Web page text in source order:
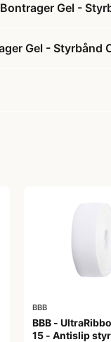
Gel -
Gel - Styrbånd
BBB
BBB -
15 - Antislip